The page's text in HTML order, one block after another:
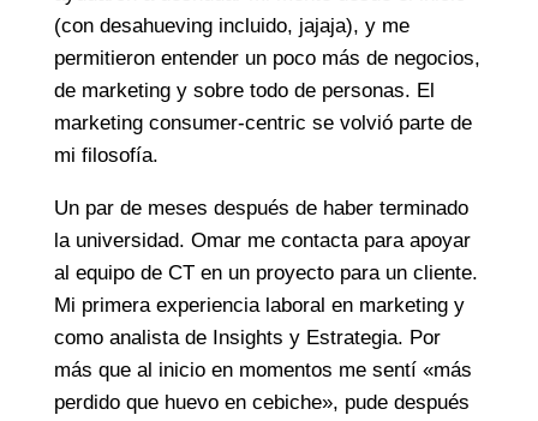
(con desahueving incluido, jajaja), y me
permitieron entender un poco más de negocios,
de marketing y sobre todo de personas. El
marketing consumer-centric se volvió parte de
mi filosofía.
Un par de meses después de haber terminado
la universidad. Omar me contacta para apoyar
al equipo de CT en un proyecto para un cliente.
Mi primera experiencia laboral en marketing y
como analista de Insights y Estrategia. Por
más que al inicio en momentos me sentí «más
perdido que huevo en cebiche», pude después